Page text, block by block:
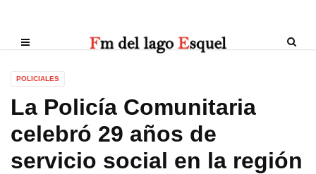
POLICIALES
La Policía Comunitaria
celebró 29 años de
servicio social en la región